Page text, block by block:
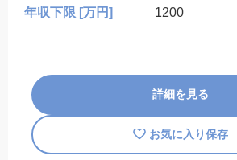
年収下限 [万円]
1200
詳細を見る
お気に入り保存